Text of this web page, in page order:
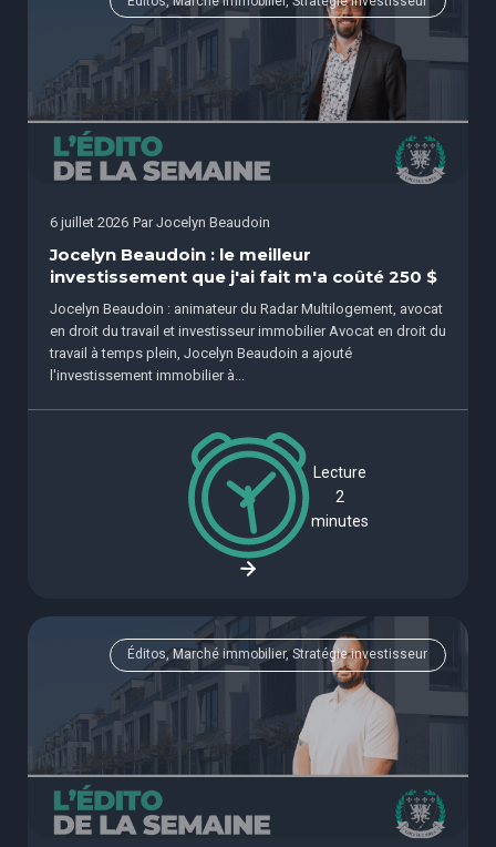
6 juillet 2026 Par Jocelyn Beaudoin
Jocelyn Beaudoin : le meilleur
investissement que j'ai fait m'a coûté 250 $
Jocelyn Beaudoin : animateur du Radar Multilogement, avocat
en droit du travail et investisseur immobilier Avocat en droit du
travail à temps plein, Jocelyn Beaudoin a ajouté
l'investissement immobilier à...
Lecture
2
minutes
Éditos, Marché immobilier, Stratégie investisseur